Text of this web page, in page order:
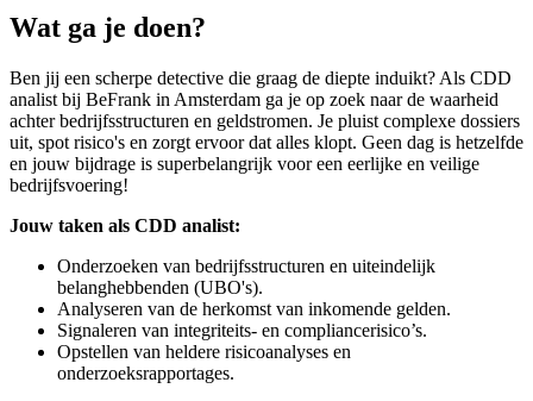
Wat ga je doen?
Ben jij een scherpe detective die graag de diepte induikt? Als CDD
analist bij BeFrank in Amsterdam ga je op zoek naar de waarheid
achter bedrijfsstructuren en geldstromen. Je pluist complexe dossiers
uit, spot risico's en zorgt ervoor dat alles klopt. Geen dag is hetzelfde
en jouw bijdrage is superbelangrijk voor een eerlijke en veilige
bedrijfsvoering!
Jouw taken als CDD analist:
Onderzoeken van bedrijfsstructuren en uiteindelijk
belanghebbenden (UBO's).
Analyseren van de herkomst van inkomende gelden.
Signaleren van integriteits- en compliancerisico’s.
Opstellen van heldere risicoanalyses en
onderzoeksrapportages.